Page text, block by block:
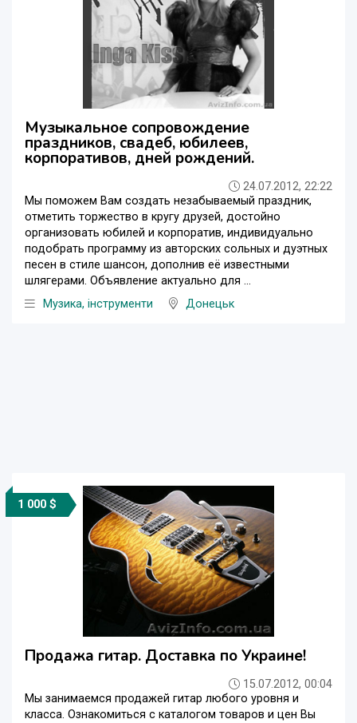
Музыкальное сопровождение
праздников, свадеб, юбилеев,
корпоративов, дней рождений.
24.07.2012, 22:22
Мы поможем Вам создать незабываемый праздник,
отметить торжество в кругу друзей, достойно
организовать юбилей и корпоратив, индивидуально
подобрать программу из авторских сольных и дуэтных
песен в стиле шансон, дополнив её известными
шлягерами. Объявление актуально для ...
Музика, інструменти
Донецьк
1 000 $
Продажа гитар. Доставка по Украине!
15.07.2012, 00:04
Мы занимаемся продажей гитар любого уровня и
класса. Ознакомиться с каталогом товаров и цен Вы